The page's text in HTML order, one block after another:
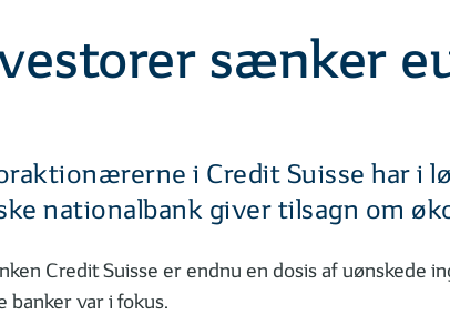
sænker
i Credit Suisse har i
nationalbank giver tilsagn om
Credit Suisse er endnu en dosis af uønskede
banker var i fokus.